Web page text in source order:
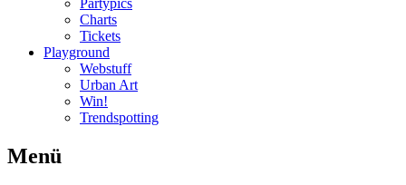
Charts
Tickets
Playground
Webstuff
Urban Art
Win!
Trendspotting
Menü